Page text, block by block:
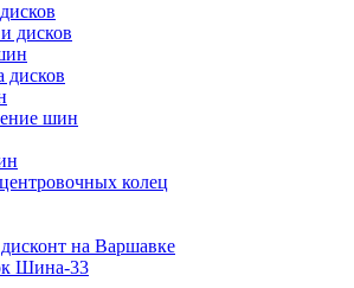
дисков
дисков
шин
колец
на Варшавке
Шина-33